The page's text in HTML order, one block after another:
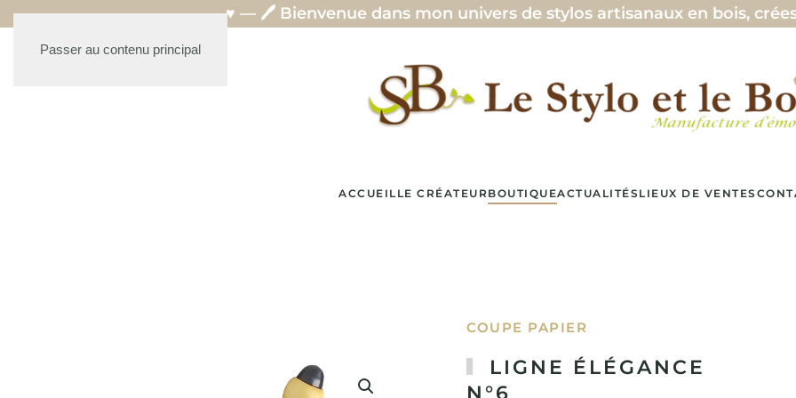
Passer au contenu principal
dans mon univers de stylos artisanaux en bois, crées avec passions 🖊️ — ♥ —
ACCUEIL LE CRÉATEURBOUTIQUEACTUALITÉS LIEUX DE VENTES
COUPE PAPIER
LIGNE ÉLÉGANCE
N°6